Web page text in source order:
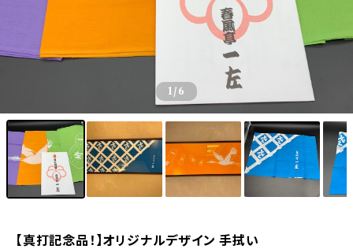
1 /6
【真打記念品！】オリジナルデザイン 手拭い